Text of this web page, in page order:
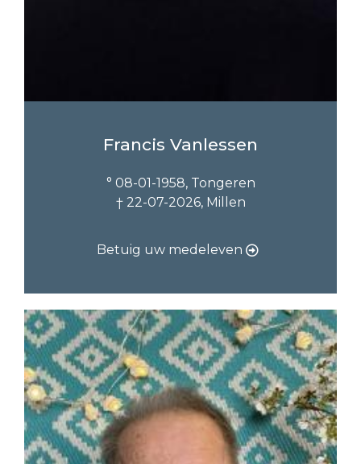
Francis Vanlessen
° 08-01-1958, Tongeren
† 22-07-2026, Millen
Betuig uw medeleven